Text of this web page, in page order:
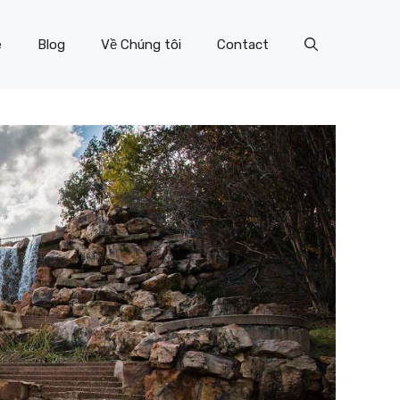
Blog Về Chúng tôi Contact